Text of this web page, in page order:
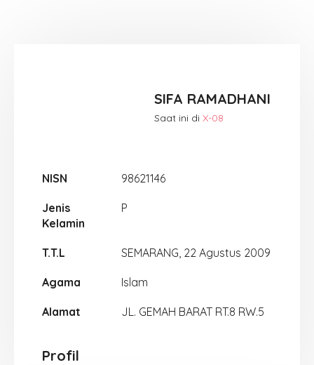
SIFA RAMADHANI
Saat ini di X-08
NISN 98621146
Jenis
Kelamin
P
T.T.L SEMARANG, 22 Agustus 2009
Agama Islam
Alamat JL. GEMAH BARAT RT.8 RW.5
Profil